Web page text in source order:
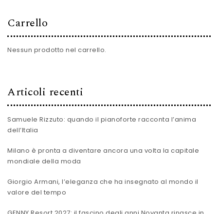
Carrello
Nessun prodotto nel carrello.
Articoli recenti
Samuele Rizzuto: quando il pianoforte racconta l’anima
dell’Italia
Milano è pronta a diventare ancora una volta la capitale
mondiale della moda
Giorgio Armani, l’eleganza che ha insegnato al mondo il
valore del tempo